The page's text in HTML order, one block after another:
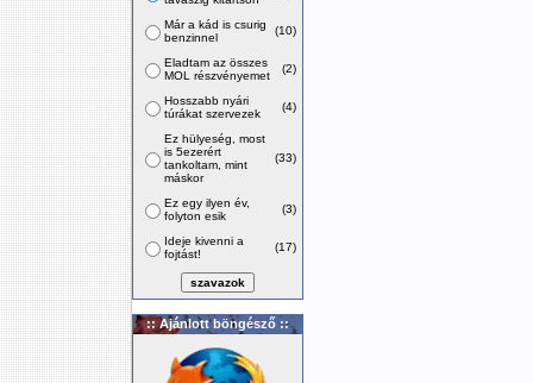
Már a kád is csurig
benzinnel
(10)
Eladtam az összes
MOL részvényemet
(2)
Hosszabb nyári
túrákat szervezek
(4)
Ez hülyeség, most
is 5ezerért
tankoltam, mint
máskor
(33)
Ez egy ilyen év,
folyton esik
(3)
Ideje kivenni a
fojtást!
(17)
:: Ajánlott böngésző ::